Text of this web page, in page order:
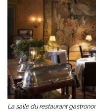
La salle du restaurant